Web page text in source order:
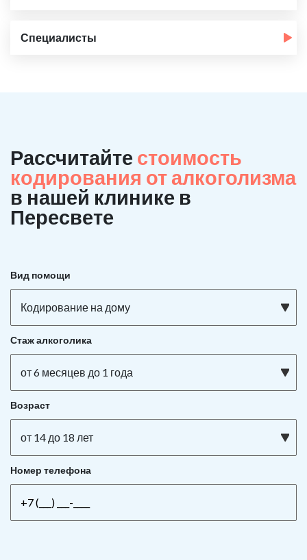
Специалисты
Рассчитайте стоимость
кодирования от алкоголизма
в нашей клинике в
Пересвете
Вид помощи
Кодирование на дому
Стаж алкоголика
от 6 месяцев до 1 года
Возраст
от 14 до 18 лет
Номер телефона